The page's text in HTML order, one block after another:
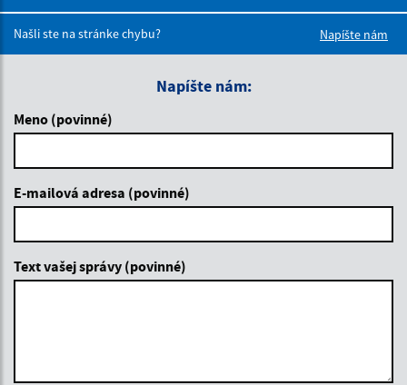
Našli ste na stránke chybu?
Napíšte nám
Napíšte nám:
Meno (povinné)
E-mailová adresa (povinné)
Text vašej správy (povinné)